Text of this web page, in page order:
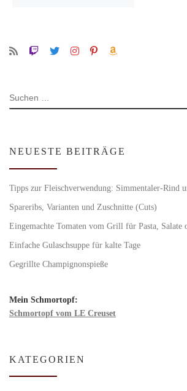
SUCHE
NEUESTE BEITRÄGE
Tipps zur Fleischverwendung: Simmentaler-Rind
Spareribs, Varianten und Zuschnitte (Cuts)
Eingemachte Tomaten vom Grill für Pasta, Salate
Einfache Gulaschsuppe für kalte Tage
Gegrillte Champignonspieße
Mein Schmortopf:
Schmortopf vom LE Creuset
KATEGORIEN